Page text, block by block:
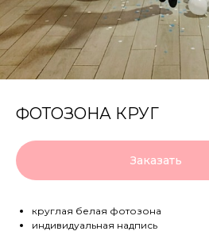
ФОТОЗОНА КРУГ
Заказать
круглая белая фотозона
индивидуальная надпись